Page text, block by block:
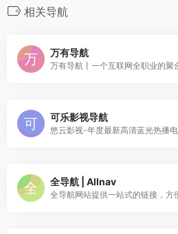
相关导航
万有导航
万有导航丨一个互联网全职业的聚
可乐影视导航
悠云影视-年度最新高清蓝光热播
全导航 | Allnav
全导航网站提供一站式的链接，方